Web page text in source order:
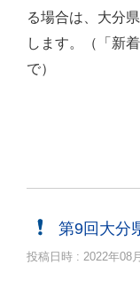
る場合は、大分
します。（「新
で）
第9回大分
投稿日時 : 2022年08